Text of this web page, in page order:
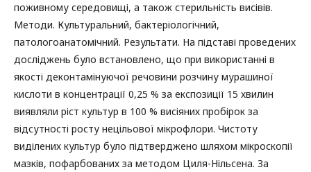
поживному середовищі, а також стерильність висівів.
Методи. Культуральний, бактеріологічний,
патологоанатомічний. Результати. На підставі проведених
досліджень було встановлено, що при використанні в
якості деконтамінуючої речовини розчину мурашиної
кислоти в концентрації 0,25 % за експозиції 15 хвилин
виявляли ріст культур в 100 % висіяних пробірок за
відсутності росту нецільової мікрофлори. Чистоту
виділених культур було підтверджено шляхом мікроскопії
мазків, пофарбованих за методом Циля-Нільсена. За